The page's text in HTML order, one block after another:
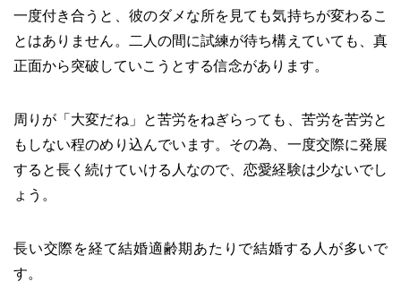
一度付き合うと、彼のダメな所を見ても気持ちが変わるこ
とはありません。二人の間に試練が待ち構えていても、真
正面から突破していこうとする信念があります。
周りが「大変だね」と苦労をねぎらっても、苦労を苦労と
もしない程のめり込んでいます。その為、一度交際に発展
すると長く続けていける人なので、恋愛経験は少ないでし
ょう。
長い交際を経て結婚適齢期あたりで結婚する人が多いで
す。